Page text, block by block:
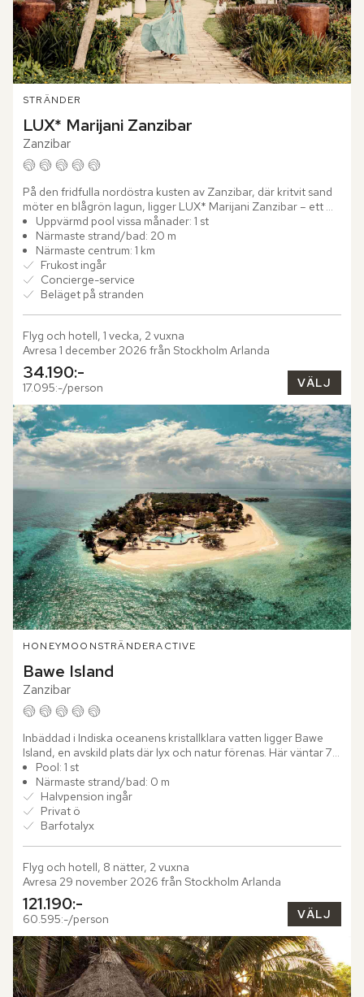
STRÄNDER
LUX* Marijani Zanzibar
Zanzibar
På den fridfulla nordöstra kusten av Zanzibar, där kritvit sand
möter en blågrön lagun, ligger LUX* Marijani Zanzibar – ett
elegant boutique-hotell inspirerat av öns arabiska arv...
Uppvärmd pool vissa månader: 1 st
Närmaste strand/bad: 20 m
Närmaste centrum: 1 km
Frukost ingår
Concierge-service
Beläget på stranden
Flyg och hotell, 1 vecka, 2 vuxna
Avresa 1 december 2026 från Stockholm Arlanda
34.190:-
17.095:-/person VÄLJ
HONEYMOONSTRÄNDERACTIVE
Bawe Island
Zanzibar
Inbäddad i Indiska oceanens kristallklara vatten ligger Bawe
Island, en avskild plats där lyx och natur förenas. Här väntar 70
eleganta villor, var och en med egen pool och...
Pool: 1 st
Närmaste strand/bad: 0 m
Halvpension ingår
Privat ö
Barfotalyx
Flyg och hotell, 8 nätter, 2 vuxna
Avresa 29 november 2026 från Stockholm Arlanda
121.190:-
60.595:-/person VÄLJ